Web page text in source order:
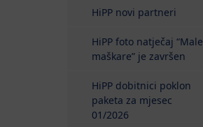
HiPP novi partneri
HiPP foto natječaj “Male
maškare” je završen
HiPP dobitnici poklon
paketa za mjesec
01/2026